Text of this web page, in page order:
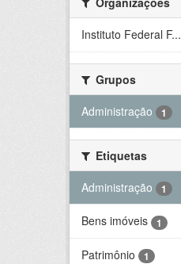
Instituto Federal F...
Grupos
Administração
1
Etiquetas
Administração
1
Bens imóveis 1
Patrimônio 1